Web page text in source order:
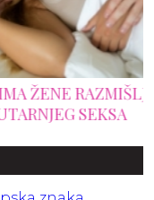
TOKOM